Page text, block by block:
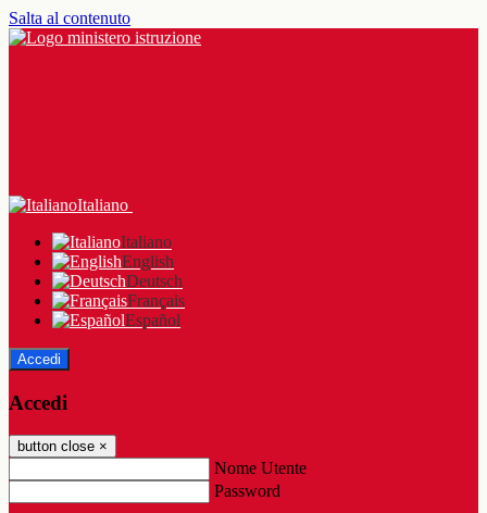
Salta al contenuto
Italiano
Italiano
English
Deutsch
Français
Español
Accedi
Accedi
button close ×
Nome Utente
Password